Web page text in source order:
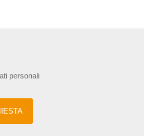
personali